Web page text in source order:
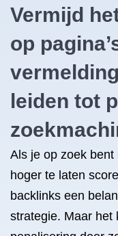
Vermijd
op
leiden tot
Als je op zoek
hoger te laten
backlinks een
strategie. Maar het